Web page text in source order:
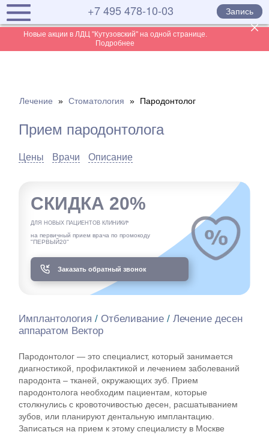
Новые акции в ЛДЦ "Кутузовский" на одной странице.
Подробнее
+7 495 478-10-03 Запись
Лечение » Стоматология » Пародонтолог
Прием пародонтолога
Цены Врачи Описание
СКИДКА 20%
ДЛЯ НОВЫХ ПАЦИЕНТОВ КЛИНИКИ*
на первичный прием врача по промокоду
"ПЕРВЫЙ20"
Заказать обратный звонок
Имплантология / Отбеливание/ Лечение десен
аппаратом Вектор
Пародонтолог — это специалист, который занимается
диагностикой, профилактикой и лечением заболеваний
пародонта – тканей, окружающих зуб. Прием
пародонтолога необходим пациентам, которые
столкнулись с кровоточивостью десен, расшатыванием
зубов, или планируют дентальную имплантацию.
Записаться на прием к этому специалисту в Москве